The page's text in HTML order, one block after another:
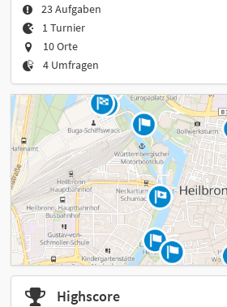
23 Aufgaben
1 Turnier
10 Orte
4 Umfragen
Highscore